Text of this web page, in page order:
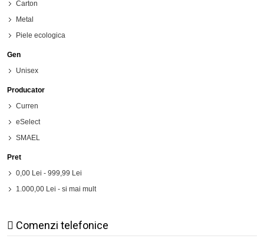
Carton
Metal
Piele ecologica
Gen
Unisex
Producator
Curren
eSelect
SMAEL
Pret
0,00 Lei - 999,99 Lei
1.000,00 Lei - si mai mult
Comenzi telefonice